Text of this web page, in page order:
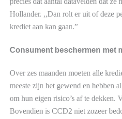
Hollander. ,,Dan rolt er uit of deze
krediet aan kan gaan.”
Consument beschermen met
Over zes maanden moeten alle
meeste zijn het gewend en hebben
om hun eigen risico’s af te dekken.
Bovendien is CCD2 niet zozeer